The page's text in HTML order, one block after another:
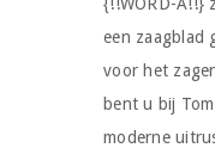
een zaagblad
voor het
bent u bij
moderne